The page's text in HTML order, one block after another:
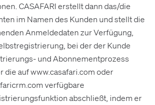
CASAFARI erstellt dann das/die
im Namen des Kunden und stellt die
Anmeldedaten zur Verfügung,
bei der der Kunde
und Abonnementprozess
die auf www.casafari.com oder
verfügbare
abschließt, indem er